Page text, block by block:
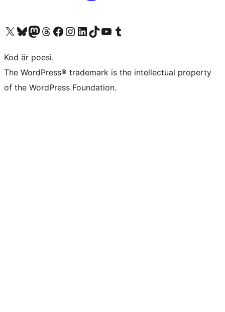
Besök vår X-konto (f.d. Twitter)
Besök vårt Bluesky-konto
Besök vårt Mastodon-konto
Besök vårt Thread-konto
Besök vår Facebook-sidaBesök vårt Instagram-konto
Besök vårt LinkedIn-konto
Besök vårt TikTok-konto
Besök vår YouTube-kanalBesök vårt Tumblr-konto
Kod är poesi.
The WordPress® trademark is the intellectual property
of the WordPress Foundation.